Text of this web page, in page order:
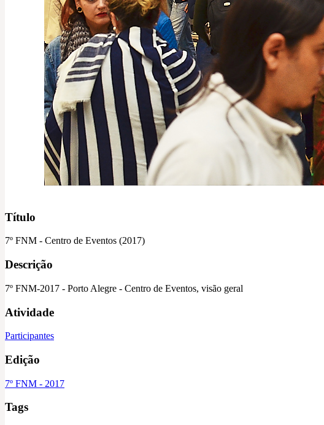
Título
7º FNM - Centro de Eventos (2017)
Descrição
7º FNM-2017 - Porto Alegre - Centro de Eventos, visão geral
Atividade
Participantes
Edição
7º FNM - 2017
Tags